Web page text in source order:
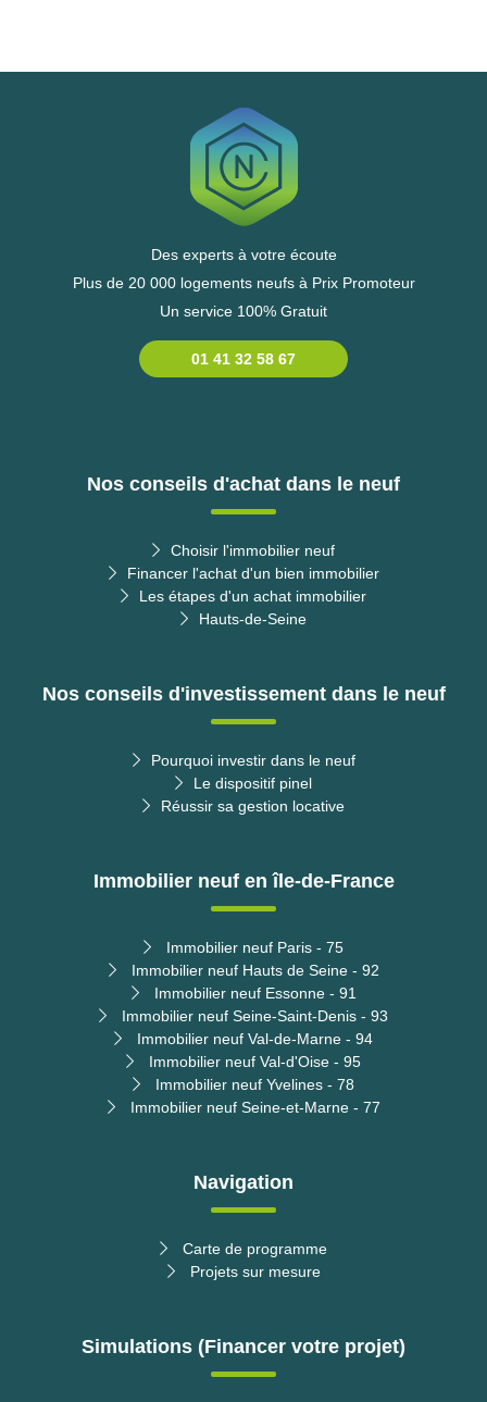
Des experts à votre écoute
Plus de 20 000 logements neufs à Prix Promoteur
Un service 100% Gratuit
01 41 32 58 67
Nos conseils d'achat dans le neuf
Choisir l'immobilier neuf
Financer l'achat d'un bien immobilier
Les étapes d'un achat immobilier
Hauts-de-Seine
Nos conseils d'investissement dans le neuf
Pourquoi investir dans le neuf
Le dispositif pinel
Réussir sa gestion locative
Immobilier neuf en île-de-France
Immobilier neuf Paris - 75
Immobilier neuf Hauts de Seine - 92
Immobilier neuf Essonne - 91
Immobilier neuf Seine-Saint-Denis - 93
Immobilier neuf Val-de-Marne - 94
Immobilier neuf Val-d'Oise - 95
Immobilier neuf Yvelines - 78
Immobilier neuf Seine-et-Marne - 77
Navigation
Carte de programme
Projets sur mesure
Simulations (Financer votre projet)